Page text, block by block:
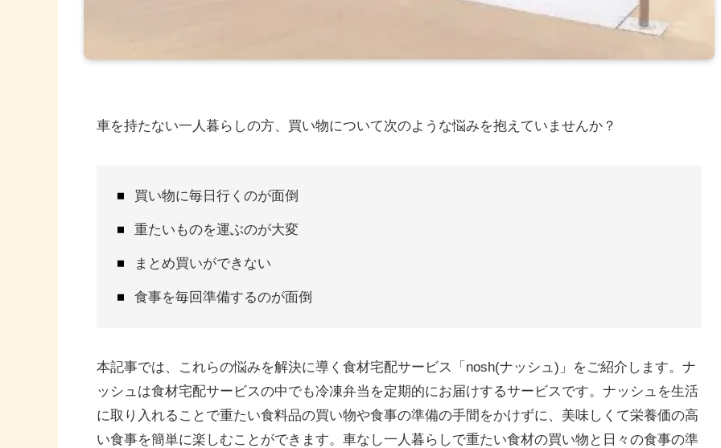
車を持たない一人暮らしの方、買い物について次のような悩みを抱えていませんか？
買い物に毎日行くのが面倒
重たいものを運ぶのが大変
まとめ買いができない
食事を毎回準備するのが面倒
本記事では、これらの悩みを解決に導く食材宅配サービス「nosh(ナッシュ)」をご紹介します。ナ
ッシュは食材宅配サービスの中でも冷凍弁当を定期的にお届けするサービスです。ナッシュを生活
に取り入れることで重たい食料品の買い物や食事の準備の手間をかけずに、美味しくて栄養価の高
い食事を簡単に楽しむことができます。車なし一人暮らしで重たい食材の買い物と日々の食事の準